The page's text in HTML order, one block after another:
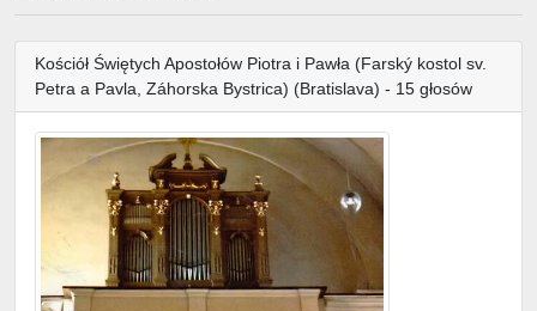
Kościół Świętych Apostołów Piotra i Pawła (Farský kostol sv.
Petra a Pavla, Záhorska Bystrica) (Bratislava) - 15 głosów